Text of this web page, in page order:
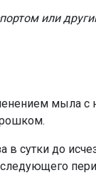
или
мыла с
сутки до